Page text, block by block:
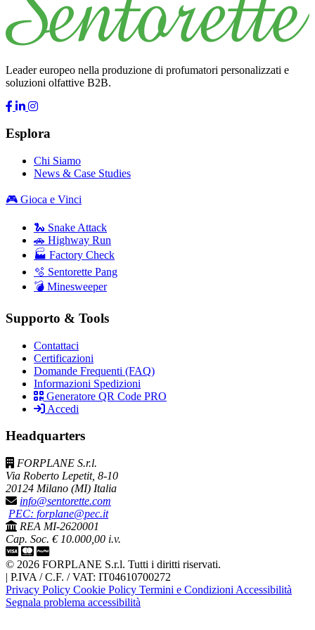
Leader europeo nella produzione di profumatori personalizzati e
soluzioni olfattive B2B.
Esplora
Chi Siamo
News & Case Studies
🎮 Gioca e Vinci
🐍 Snake Attack
🚗 Highway Run
🏭 Factory Check
🫧 Sentorette Pang
💣 Minesweeper
Supporto & Tools
Contattaci
Certificazioni
Domande Frequenti (FAQ)
Informazioni Spedizioni
Generatore QR Code PRO
Accedi
Headquarters
FORPLANE S.r.l.
Via Roberto Lepetit, 8-10
20124 Milano (MI) Italia
info@sentorette.com
PEC: forplane@pec.it
REA MI-2620001
Cap. Soc. € 10.000,00 i.v.
© 2026 FORPLANE S.r.l. Tutti i diritti riservati.
| P.IVA / C.F. / VAT: IT04610700272
Privacy Policy Cookie Policy Termini e Condizioni Accessibilità
Segnala problema accessibilità